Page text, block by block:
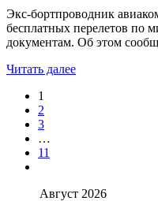
Экс-бортпроводник
бесплатных перелетов по
документам. Об этом
Читать далее
1
2
3
…
11
Август 2026